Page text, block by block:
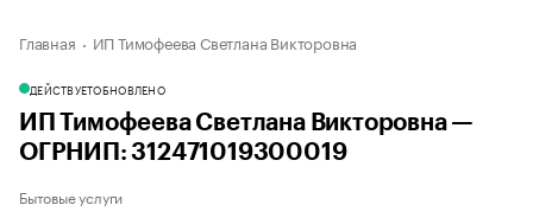
Главная ИП Тимофеева Светлана Викторовна
ДЕЙСТВУЕТОБНОВЛЕНО
ИП Тимофеева Светлана Викторовна —
ОГРНИП: 312471019300019
Бытовые услуги